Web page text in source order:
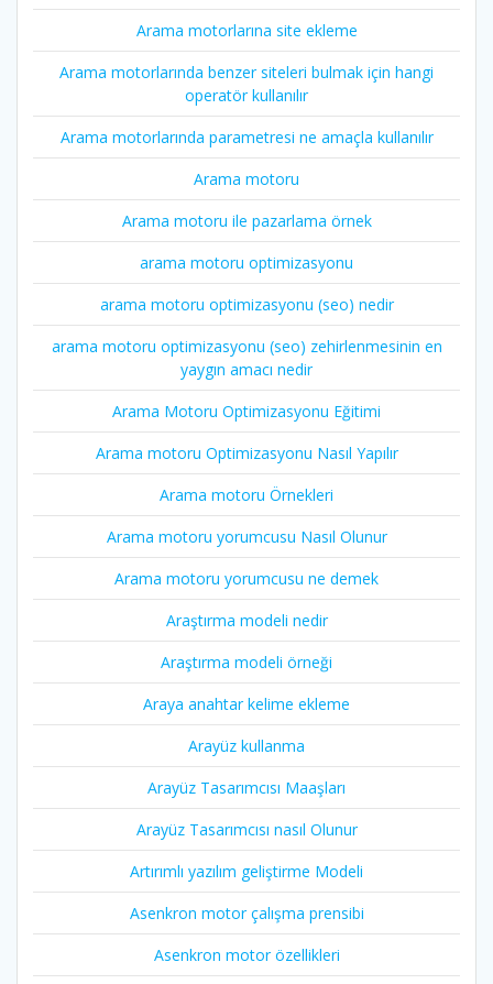
Arama motorlarına site ekleme
Arama motorlarında benzer siteleri bulmak için hangi
operatör kullanılır
Arama motorlarında parametresi ne amaçla kullanılır
Arama motoru
Arama motoru ile pazarlama örnek
arama motoru optimizasyonu
arama motoru optimizasyonu (seo) nedir
arama motoru optimizasyonu (seo) zehirlenmesinin en
yaygın amacı nedir
Arama Motoru Optimizasyonu Eğitimi
Arama motoru Optimizasyonu Nasıl Yapılır
Arama motoru Örnekleri
Arama motoru yorumcusu Nasıl Olunur
Arama motoru yorumcusu ne demek
Araştırma modeli nedir
Araştırma modeli örneği
Araya anahtar kelime ekleme
Arayüz kullanma
Arayüz Tasarımcısı Maaşları
Arayüz Tasarımcısı nasıl Olunur
Artırımlı yazılım geliştirme Modeli
Asenkron motor çalışma prensibi
Asenkron motor özellikleri